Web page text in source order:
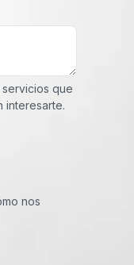
que
interesarte.
nos